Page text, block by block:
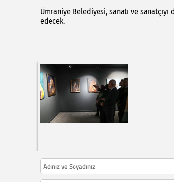
Ümraniye Belediyesi, sanatı ve
edecek.